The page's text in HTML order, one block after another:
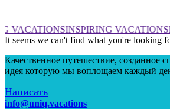
VACATIONSINSPIRING VACATIONS
It seems we can't find what you're looking
Качественное путешествие, созданное
идея которую мы воплощаем каждый
Написать
info@uniq.vacations